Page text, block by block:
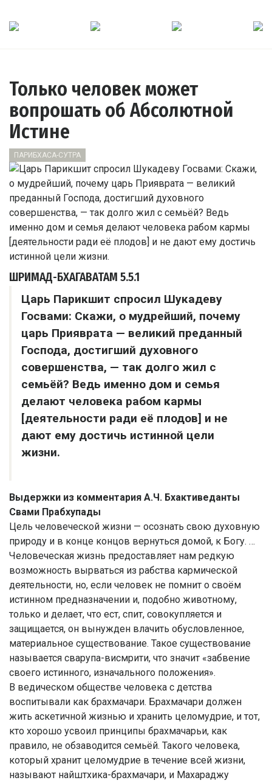
Только человек может
вопрошать об Абсолютной
Истине
ПАРИБХАСА-СУТРА
ШРИМАД-БХАГАВАТАМ 5.5.1
Царь Парикшит спросил Шукадеву
Госвами: Скажи, о мудрейший, почему
царь Прияврата — великий преданный
Господа, достигший духовного
совершенства, — так долго жил с
семьёй? Ведь именно дом и семья
делают человека рабом кармы
[деятельности ради её плодов] и не
дают ему достичь истинной цели
жизни.
Выдержки из комментария А.Ч. Бхактиведанты
Свами Прабхупады
Цель человеческой жизни — осознать свою духовную
природу и в конце концов вернуться домой, к Богу. …
Человеческая жизнь предоставляет нам редкую
возможность вырваться из рабства кармической
деятельности, но, если человек не помнит о своём
истинном предназначении и, подобно животному,
только и делает, что ест, спит, совокупляется и
защищается, он вынужден влачить обусловленное,
материальное существование. Такое существование
называется сварупа-висмрити, что значит «забвение
своего истинного, изначального положения».
В ведическом обществе человека с детства
воспитывали как брахмачари. Брахмачари должен
жить аскетичной жизнью и хранить целомудрие, и тот,
кто хорошо усвоил принципы брахмачарьи, как
правило, не обзаводится семьёй. Такого человека,
который хранит целомудрие в течение всей жизни,
называют найштхика-брахмачари, и Махараджу